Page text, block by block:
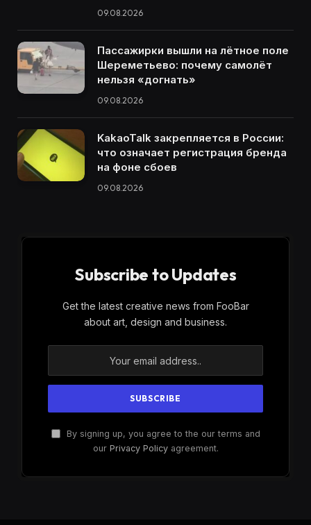
09.08.2026
Пассажирки вышли на лётное поле
Шереметьево: почему самолёт
нельзя «догнать»
09.08.2026
KakaoTalk закрепляется в России:
что означает регистрация бренда
на фоне сбоев
09.08.2026
Subscribe to Updates
Get the latest creative news from FooBar
about art, design and business.
By signing up, you agree to the our terms and
our Privacy Policyagreement.